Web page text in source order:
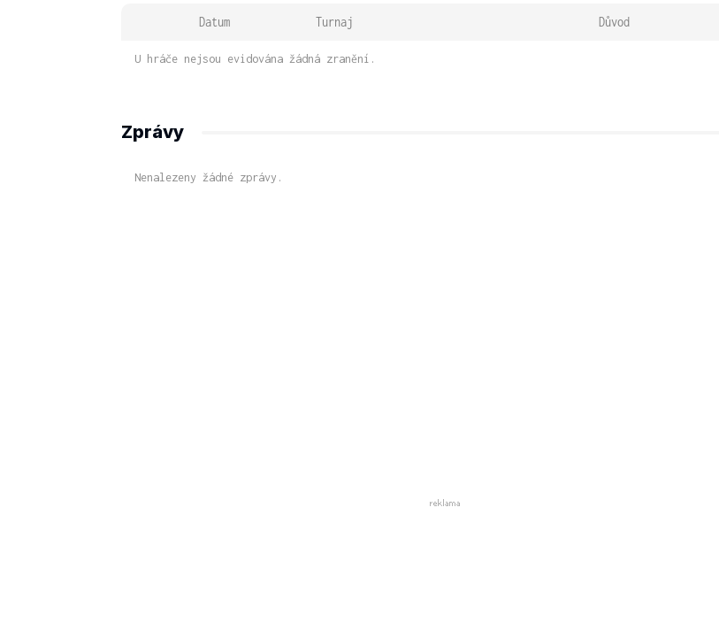
Datum Turnaj Důvod
U hráče nejsou evidována žádná zranění.
Zprávy
Nenalezeny žádné zprávy.